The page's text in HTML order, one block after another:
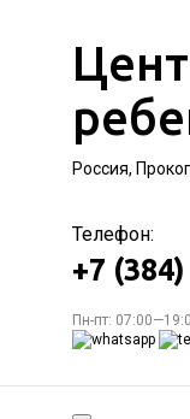
Россия,
Телефон:
+7
Пн-пт: